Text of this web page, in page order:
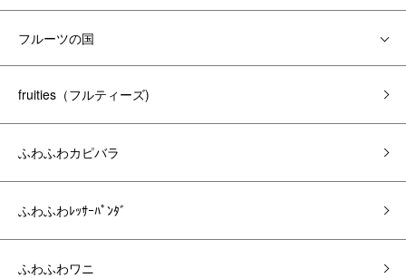
フルーツの国
fruities（フルティーズ)
ふわふわカピバラ
ふわふわﾚｯｻｰﾊﾟﾝﾀﾞ
ふわふわワニ